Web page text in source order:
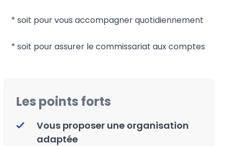
* soit pour vous accompagner quotidiennement
* soit pour assurer le commissariat aux comptes
Les points forts
Vous proposer une organisation
adaptée